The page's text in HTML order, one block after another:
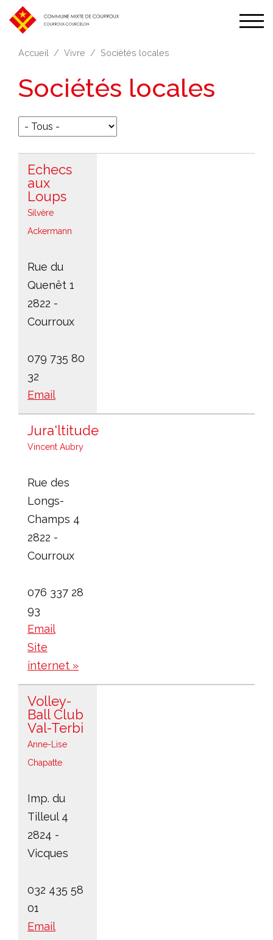
Accueil Vivre Sociétés locales
Sociétés locales
Echecs
aux
Loups
Silvère
Ackermann
Rue du
Quenêt 1
2822 -
Courroux
079 735 80
32
Email
Jura'ltitude
Vincent Aubry
Rue des
Longs-
Champs 4
2822 -
Courroux
076 337 28
93
Email
Site
internet »
Volley-
Ball Club
Val-Terbi
Anne-Lise
Chapatte
Imp. du
Tilleul 4
2824 -
Vicques
032 435 58
01
Email